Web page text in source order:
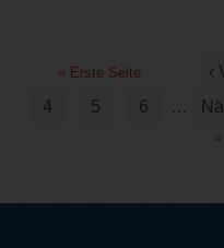
« Erste Seite ‹
4
5 6 …
»